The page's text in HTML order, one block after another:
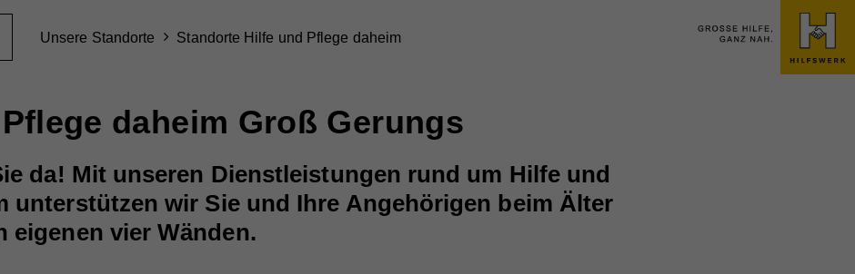
Unsere Standorte Standorte Hilfe und Pflege daheim
daheim Groß Gerungs
da! Mit unseren Dienstleistungen rund um Hilfe und
unterstützen wir Sie und Ihre Angehörigen beim Älter
eigenen vier Wänden.